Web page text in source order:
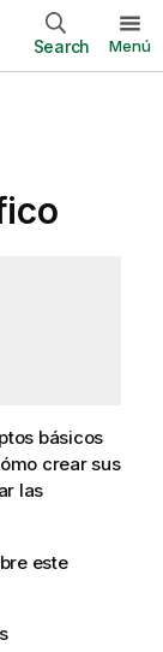
Search Menú
básicos
crear sus
las
este